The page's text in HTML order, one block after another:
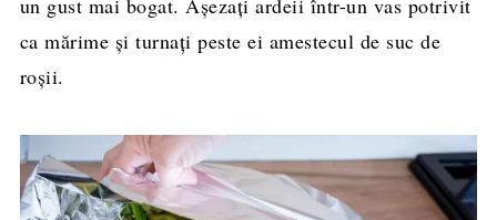
un gust mai bogat. Așezați ardeii într-un vas potrivit
ca mărime și turnați peste ei amestecul de suc de
roșii.